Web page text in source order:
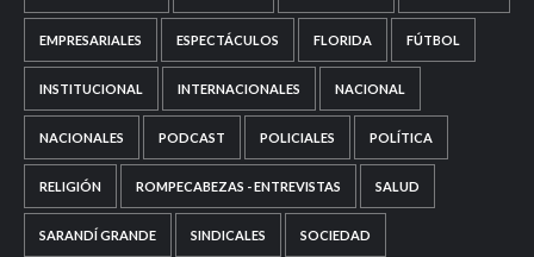
EMPRESARIALES ESPECTÁCULOS FLORIDA FÚTBOL
INSTITUCIONAL INTERNACIONALES NACIONAL
NACIONALES PODCAST POLICIALES POLÍTICA
RELIGIÓN ROMPECABEZAS - ENTREVISTAS SALUD
SARANDÍ GRANDE SINDICALES SOCIEDAD